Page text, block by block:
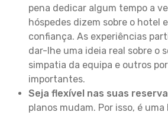
pena dedicar algum tempo a
hóspedes dizem sobre o hotel
confiança. As experiências
dar-lhe uma ideia real sobre o
simpatia da equipa e outros
importantes.
Seja flexível nas suas
planos mudam. Por isso, é